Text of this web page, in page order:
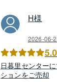
H様
2026-06-
5.0
日暮里 センター
ションをご売却